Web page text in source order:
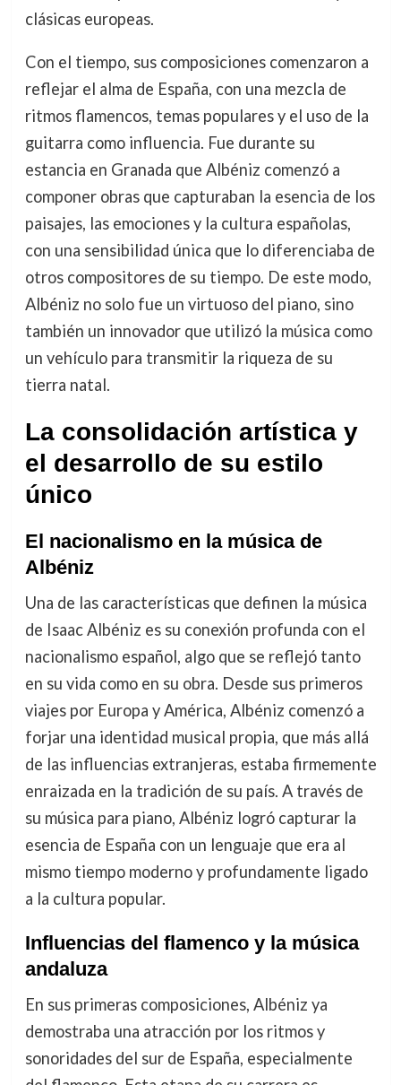
clásicas europeas.
Con el tiempo, sus composiciones comenzaron a
reflejar el alma de España, con una mezcla de
ritmos flamencos, temas populares y el uso de la
guitarra como influencia. Fue durante su
estancia en Granada que Albéniz comenzó a
componer obras que capturaban la esencia de los
paisajes, las emociones y la cultura españolas,
con una sensibilidad única que lo diferenciaba de
otros compositores de su tiempo. De este modo,
Albéniz no solo fue un virtuoso del piano, sino
también un innovador que utilizó la música como
un vehículo para transmitir la riqueza de su
tierra natal.
La consolidación artística y
el desarrollo de su estilo
único
El nacionalismo en la música de
Albéniz
Una de las características que definen la música
de Isaac Albéniz es su conexión profunda con el
nacionalismo español, algo que se reflejó tanto
en su vida como en su obra. Desde sus primeros
viajes por Europa y América, Albéniz comenzó a
forjar una identidad musical propia, que más allá
de las influencias extranjeras, estaba firmemente
enraizada en la tradición de su país. A través de
su música para piano, Albéniz logró capturar la
esencia de España con un lenguaje que era al
mismo tiempo moderno y profundamente ligado
a la cultura popular.
Influencias del flamenco y la música
andaluza
En sus primeras composiciones, Albéniz ya
demostraba una atracción por los ritmos y
sonoridades del sur de España, especialmente